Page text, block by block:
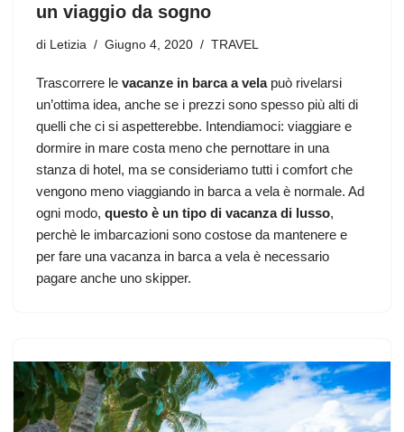
un viaggio da sogno
di Letizia Giugno 4, 2020 TRAVEL
Trascorrere le vacanze in barca a velapuò rivelarsi
un’ottima idea, anche se i prezzi sono spesso più alti di
quelli che ci si aspetterebbe. Intendiamoci: viaggiare e
dormire in mare costa meno che pernottare in una
stanza di hotel, ma se consideriamo tutti i comfort che
vengono meno viaggiando in barca a vela è normale. Ad
ogni modo, questo è un tipo di vacanza di lusso,
perchè le imbarcazioni sono costose da mantenere e
per fare una vacanza in barca a vela è necessario
pagare anche uno skipper.